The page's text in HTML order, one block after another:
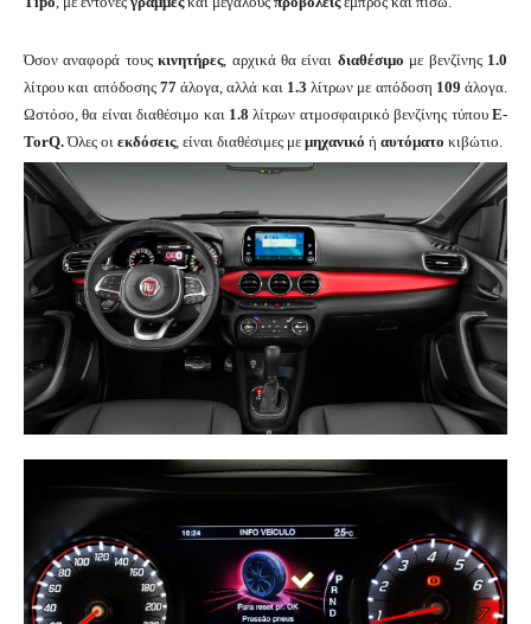
Όσον αναφορά τουςκινητήρες, αρχικά θα είναι διαθέσιμο με βενζίνης 1.0
λίτρου και απόδοσης 77άλογα, αλλά και 1.3 λίτρων με απόδοση 109 άλογα.
Ωστόσο, θα είναι διαθέσιμο και 1.8 λίτρων ατμοσφαιρικό βενζίνης τύπουE-
TorQ.Όλες οι εκδόσεις, είναι διαθέσιμες με μηχανικό ή αυτόματο κιβώτιο.